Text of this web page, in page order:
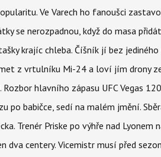
Ve Varech ho fanoušci
se nerozpadnou, když do masa
krajíc chleba. Číšník jí bez
z vrtulníku Mi-24 a loví jím drony
hlavního zápasu UFC Vegas
po babičce, sedí na malém jmění.
Trenér Priske po výhře nad Lyonem
dva centery. Vicemistr musí před